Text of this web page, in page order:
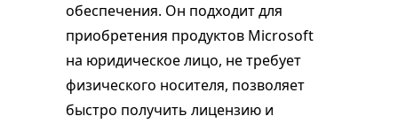
обеспечения. Он подходит для
приобретения продуктов Microsoft
на юридическое лицо, не требует
физического носителя, позволяет
быстро получить лицензию и